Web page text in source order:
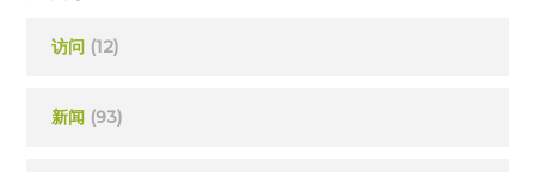
访问 (12)
新闻 (93)